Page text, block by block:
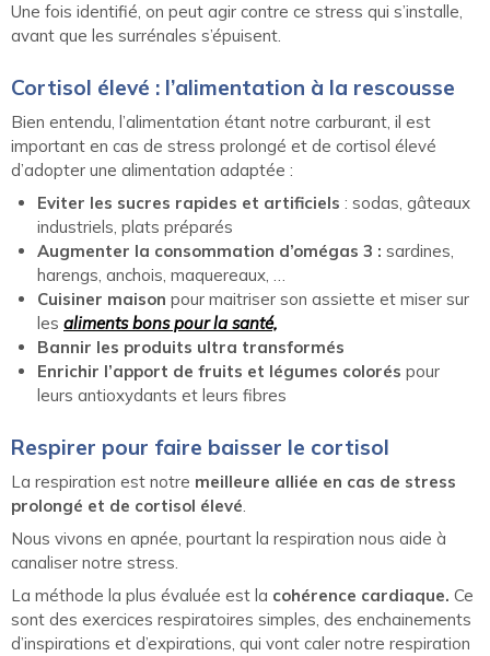
Une fois identifié, on peut agir contre ce stress qui s’installe,
avant que les surrénales s’épuisent.
Cortisol élevé : l’alimentation à la rescousse
Bien entendu, l’alimentation étant notre carburant, il est
important en cas de stress prolongé et de cortisol élevé
d’adopter une alimentation adaptée :
Eviter les sucres rapides et artificiels : sodas, gâteaux
industriels, plats préparés
Augmenter la consommation d’omégas 3 : sardines,
harengs, anchois, maquereaux, …
Cuisiner maison pour maitriser son assiette et miser sur
les aliments bons pour la santé,
Bannir les produits ultra transformés
Enrichir l’apport de fruits et légumes colorés pour
leurs antioxydants et leurs fibres
Respirer pour faire baisser le cortisol
La respiration est notre meilleure alliée en cas de stress
prolongé et de cortisol élevé.
Nous vivons en apnée, pourtant la respiration nous aide à
canaliser notre stress.
La méthode la plus évaluée est la cohérence cardiaque. Ce
sont des exercices respiratoires simples, des enchainements
d’inspirations et d’expirations, qui vont caler notre respiration